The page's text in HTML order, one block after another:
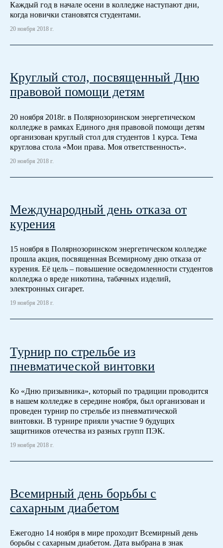
Каждый год в начале осени в колледже наступают дни,
когда новички становятся студентами.
20 ноября 2018 г.
Круглый стол, посвященный Дню
правовой помощи детям
20 ноября 2018г. в Полярнозоринском энергетическом
колледже в рамках Единого дня правовой помощи детям
организован круглый стол для студентов 1 курса. Тема
круглова стола «Мои права. Моя ответственность».
20 ноября 2018 г.
Международный день отказа от
курения
15 ноября в Полярнозоринском энергетическом колледже
прошла акция, посвященная Всемирному дню отказа от
курения. Её цель – повышение осведомленности студентов
колледжа о вреде никотина, табачных изделий,
электронных сигарет.
19 ноября 2018 г.
Турнир по стрельбе из
пневматической винтовки
Ко «Дню призывника», который по традиции проводится
в нашем колледже в середине ноября, был организован и
проведен турнир по стрельбе из пневматической
винтовки. В турнире прияли участие 9 будущих
защитников отечества из разных групп ПЭК.
19 ноября 2018 г.
Всемирный день борьбы с
сахарным диабетом
Ежегодно 14 ноября в мире проходит Всемирный день
борьбы с сахарным диабетом. Дата выбрана в знак